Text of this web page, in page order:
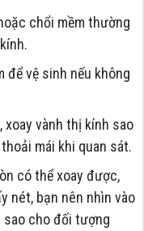
chổi mềm thường
để vệ sinh nếu không
xoay vành thị kính sao
mái khi quan sát.
có thể xoay được,
nét, bạn nên nhìn vào
cho đối tượng